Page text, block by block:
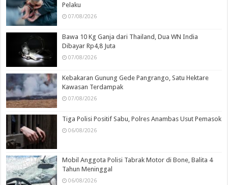
Pelaku
07/08/2026
Bawa 10 Kg Ganja dari Thailand, Dua WN India
Dibayar Rp4,8 Juta
07/08/2026
Kebakaran Gunung Gede Pangrango, Satu Hektare
Kawasan Terdampak
07/08/2026
Tiga Polisi Positif Sabu, Polres Anambas Usut Pemasok
06/08/2026
Mobil Anggota Polisi Tabrak Motor di Bone, Balita 4
Tahun Meninggal
06/08/2026